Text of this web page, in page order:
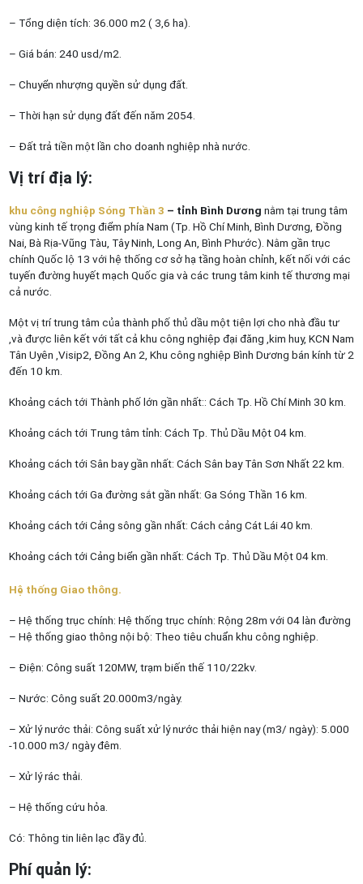
– Tổng diện tích: 36.000 m2 ( 3,6 ha).
– Giá bán: 240 usd/m2.
– Chuyển nhượng quyền sử dụng đất.
– Thời hạn sử dụng đất đến năm 2054.
– Đất trả tiền một lần cho doanh nghiệp nhà nước.
Vị trí địa lý:
khu công nghiệp Sóng Thần 3 – tỉnh Bình Dương nằm tại trung tâm
vùng kinh tế trọng điểm phía Nam (Tp. Hồ Chí Minh, Bình Dương, Đồng
Nai, Bà Rịa-Vũng Tàu, Tây Ninh, Long An, Bình Phước). Nằm gần trục
chính Quốc lộ 13 với hệ thống cơ sở hạ tầng hoàn chỉnh, kết nối với các
tuyến đường huyết mạch Quốc gia và các trung tâm kinh tế thương mại
cả nước.
Một vị trí trung tâm của thành phố thủ dầu một tiện lợi cho nhà đầu tư
,và được liên kết với tất cả khu công nghiệp đại đăng ,kim huy, KCN Nam
Tân Uyên ,Visip2, Đồng An 2, Khu công nghiệp Bình Dương bán kính từ 2
đến 10 km.
Khoảng cách tới Thành phố lớn gần nhất:: Cách Tp. Hồ Chí Minh 30 km.
Khoảng cách tới Trung tâm tỉnh: Cách Tp. Thủ Dầu Một 04 km.
Khoảng cách tới Sân bay gần nhất: Cách Sân bay Tân Sơn Nhất 22 km.
Khoảng cách tới Ga đường sắt gần nhất: Ga Sóng Thần 16 km.
Khoảng cách tới Cảng sông gần nhất: Cách cảng Cát Lái 40 km.
Khoảng cách tới Cảng biển gần nhất: Cách Tp. Thủ Dầu Một 04 km.
Hệ thống Giao thông.
– Hệ thống trục chính: Hệ thống trục chính: Rộng 28m với 04 làn đường
– Hệ thống giao thông nội bộ: Theo tiêu chuẩn khu công nghiệp.
– Điện: Công suất 120MW, trạm biến thế 110/22kv.
– Nước: Công suất 20.000m3/ngày.
– Xử lý nước thải: Công suất xử lý nước thải hiện nay (m3/ ngày): 5.000
-10.000 m3/ ngày đêm.
– Xử lý rác thải.
– Hệ thống cứu hỏa.
Có: Thông tin liên lạc đầy đủ.
Phí quản lý: